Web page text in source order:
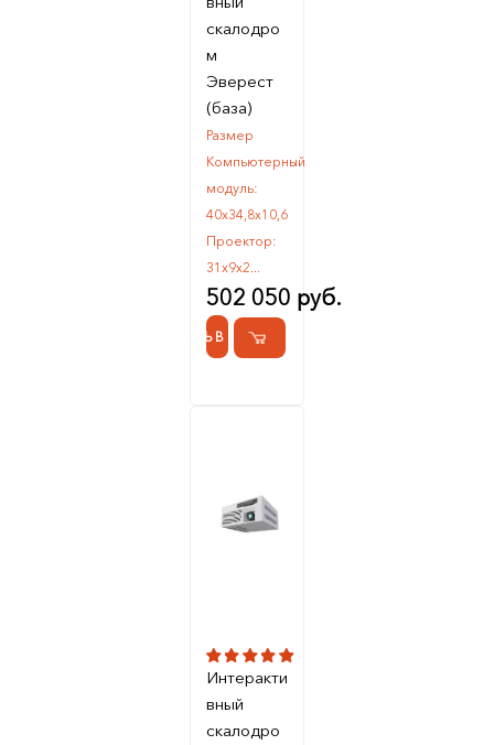
скалодро
м
Эверест
(база)
Размер
Компьютерный
модуль:
40х34,8х10,6
Проектор:
31x9x2...
502 050 руб.
КУПИТЬ В 1 КЛИК
Интеракти
вный
скалодро